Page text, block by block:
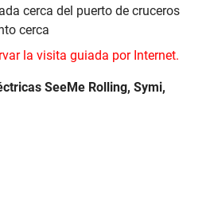
cerca del puerto de cruceros
cerca
la visita guiada por Internet.
SeeMe Rolling, Symi,